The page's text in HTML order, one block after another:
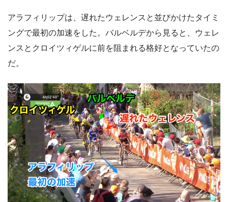
アラフィリップは、遅れたウェレンスと並びかけたタイミ
ングで最初の加速をした。バルベルデから見ると、ウェレ
ンスとクロイツィゲルに前を阻まれる格好となっていたの
だ。